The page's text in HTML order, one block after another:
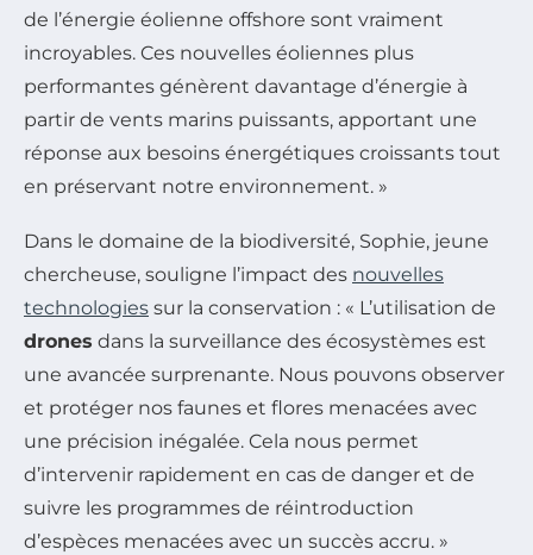
de l’énergie éolienne offshore sont vraiment
incroyables. Ces nouvelles éoliennes plus
performantes génèrent davantage d’énergie à
partir de vents marins puissants, apportant une
réponse aux besoins énergétiques croissants tout
en préservant notre environnement. »
Dans le domaine de la biodiversité, Sophie, jeune
chercheuse, souligne l’impact des nouvelles
technologies sur la conservation : « L’utilisation de
drones dans la surveillance des écosystèmes est
une avancée surprenante. Nous pouvons observer
et protéger nos faunes et flores menacées avec
une précision inégalée. Cela nous permet
d’intervenir rapidement en cas de danger et de
suivre les programmes de réintroduction
d’espèces menacées avec un succès accru. »